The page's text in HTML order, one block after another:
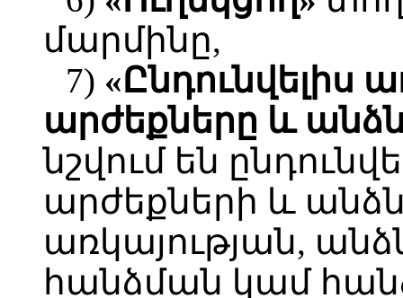
մարմինը,
7) «Ընդունվելիս
արժեքները և
նշվում են
արժեքների և
առկայության,
հանձման կամ